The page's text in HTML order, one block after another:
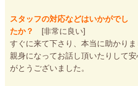
スタッフの対応などはいかがでし
たか？
[非常に良い]
すぐに来て下さり、本当に助かりま
親身になってお話し頂いたりして
がとうございました。